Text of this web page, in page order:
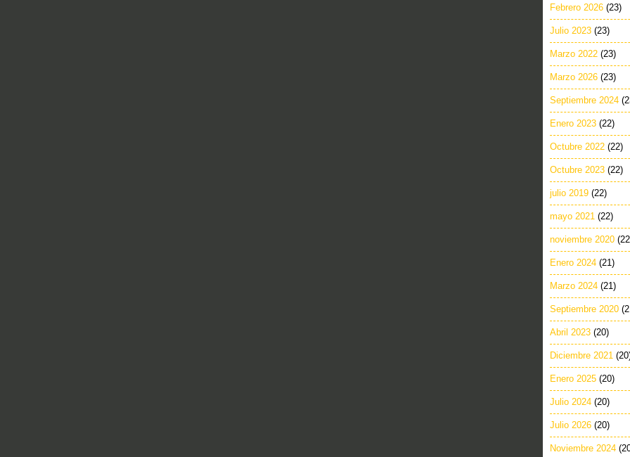
Febrero 2026 (23)
Julio 2023 (23)
Marzo 2022 (23)
Marzo 2026 (23)
Septiembre 2024
Enero 2023 (22)
Octubre 2022 (22)
Octubre 2023 (22)
julio 2019 (22)
mayo 2021 (22)
noviembre 2020
Enero 2024 (21)
Marzo 2024 (21)
Septiembre 2020
Abril 2023 (20)
Diciembre 2021
Enero 2025 (20)
Julio 2024 (20)
Julio 2026 (20)
Noviembre 2024